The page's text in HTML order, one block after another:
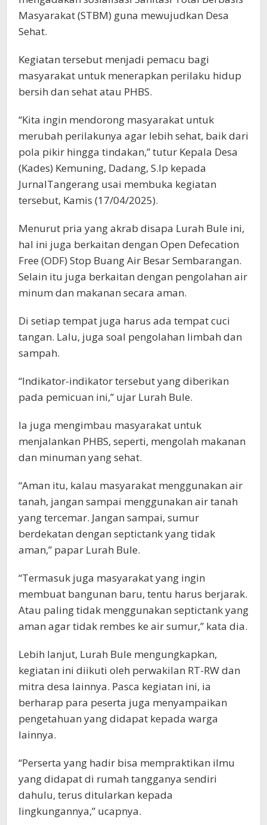
Masyarakat (STBM) guna mewujudkan Desa
Sehat.
Kegiatan tersebut menjadi pemacu bagi
masyarakat untuk menerapkan perilaku hidup
bersih dan sehat atau PHBS.
“Kita ingin mendorong masyarakat untuk
merubah perilakunya agar lebih sehat, baik dari
pola pikir hingga tindakan,” tutur Kepala Desa
(Kades) Kemuning, Dadang, S.Ip kepada
JurnalTangerang usai membuka kegiatan
tersebut, Kamis (17/04/2025).
Menurut pria yang akrab disapa Lurah Bule ini,
hal ini juga berkaitan dengan Open Defecation
Free (ODF) Stop Buang Air Besar Sembarangan.
Selain itu juga berkaitan dengan pengolahan air
minum dan makanan secara aman.
Di setiap tempat juga harus ada tempat cuci
tangan. Lalu, juga soal pengolahan limbah dan
sampah.
“Indikator-indikator tersebut yang diberikan
pada pemicuan ini,” ujar Lurah Bule.
Ia juga mengimbau masyarakat untuk
menjalankan PHBS, seperti, mengolah makanan
dan minuman yang sehat.
“Aman itu, kalau masyarakat menggunakan air
tanah, jangan sampai menggunakan air tanah
yang tercemar. Jangan sampai, sumur
berdekatan dengan septictank yang tidak
aman,” papar Lurah Bule.
“Termasuk juga masyarakat yang ingin
membuat bangunan baru, tentu harus berjarak.
Atau paling tidak menggunakan septictank yang
aman agar tidak rembes ke air sumur,” kata dia.
Lebih lanjut, Lurah Bule mengungkapkan,
kegiatan ini diikuti oleh perwakilan RT-RW dan
mitra desa lainnya. Pasca kegiatan ini, ia
berharap para peserta juga menyampaikan
pengetahuan yang didapat kepada warga
lainnya.
“Perserta yang hadir bisa mempraktikan ilmu
yang didapat di rumah tangganya sendiri
dahulu, terus ditularkan kepada
lingkungannya,” ucapnya.